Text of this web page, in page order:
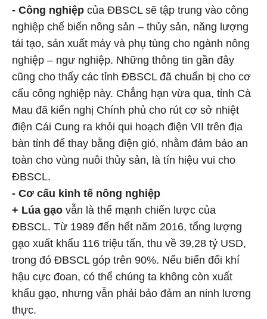
- Công nghiệp của ĐBSCL sẽ tập trung vào công
nghiệp chế biến nông sản – thủy sản, năng lượng
tái tạo, sản xuất máy và phụ tùng cho ngành nông
nghiệp – ngư nghiệp. Những thông tin gần đây
cũng cho thấy các tỉnh ĐBSCL đã chuẩn bị cho cơ
cấu công nghiệp này. Chẳng hạn vừa qua, tỉnh Cà
Mau đã kiến nghị Chính phủ cho rút cơ sở nhiệt
điện Cái Cung ra khỏi qui hoạch điện VII trên địa
bàn tỉnh để thay bằng điện gió, nhằm đảm bảo an
toàn cho vùng nuôi thủy sản, là tín hiệu vui cho
ĐBSCL.
- Cơ cấu kinh tế nông nghiệp
+ Lúa gạo vẫn là thế mạnh chiến lược của
ĐBSCL. Từ 1989 đến hết năm 2016, tổng lượng
gạo xuất khẩu 116 triệu tấn, thu về 39,28 tỷ USD,
trong đó ĐBSCL góp trên 90%. Nếu biến đổi khí
hậu cực đoan, có thể chúng ta không còn xuất
khẩu gạo, nhưng vẫn phải bảo đảm an ninh lương
thực.